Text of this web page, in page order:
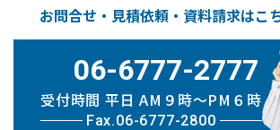
お問合せ・見積依頼・資料請求はこ
06-6777-2777
受付時間 平日 AM９時〜PM６時
Fax.06-6777-2800